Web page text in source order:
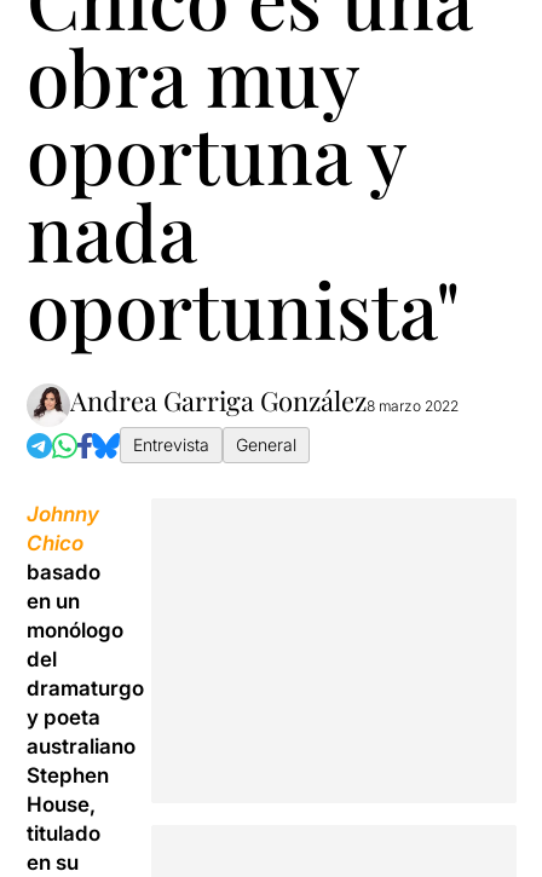
obra muy
oportuna y
nada
oportunista"
Andrea Garriga González8 marzo 2022
Entrevista General
Johnny
Chico
basado
en un
monólogo
del
dramaturgo
y poeta
australiano
Stephen
House,
titulado
en su